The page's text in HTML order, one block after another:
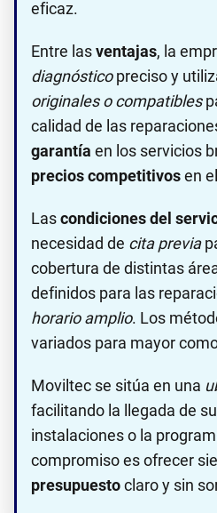
eficaz.
Entre lasventajas, la
diagnósticopreciso y
originales o compatibles
calidad de las
garantía en los servicios
precios competitivosen
Lascondiciones del
necesidad de cita previa
cobertura de distintas
definidos para las
horario amplio. Los
variados para mayor
Moviltec se sitúa en una
facilitando la llegada de
instalaciones o la
compromiso es ofrecer
presupuestoclaro y sin